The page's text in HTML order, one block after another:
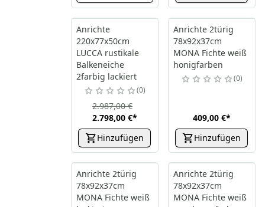
Anrichte
220x77x50cm
LUCCA rustikale
Balkeneiche
2farbig lackiert
0
2.798,00 €*
2.987,00 €
Hinzufügen
Anrichte 2türig
78x92x37cm
MONA Fichte weiß
honigfarben
0
409,00 €*
Hinzufügen
Anrichte 2türig
78x92x37cm
MONA Fichte weiß
Anrichte 2türig
78x92x37cm
MONA Fichte weiß